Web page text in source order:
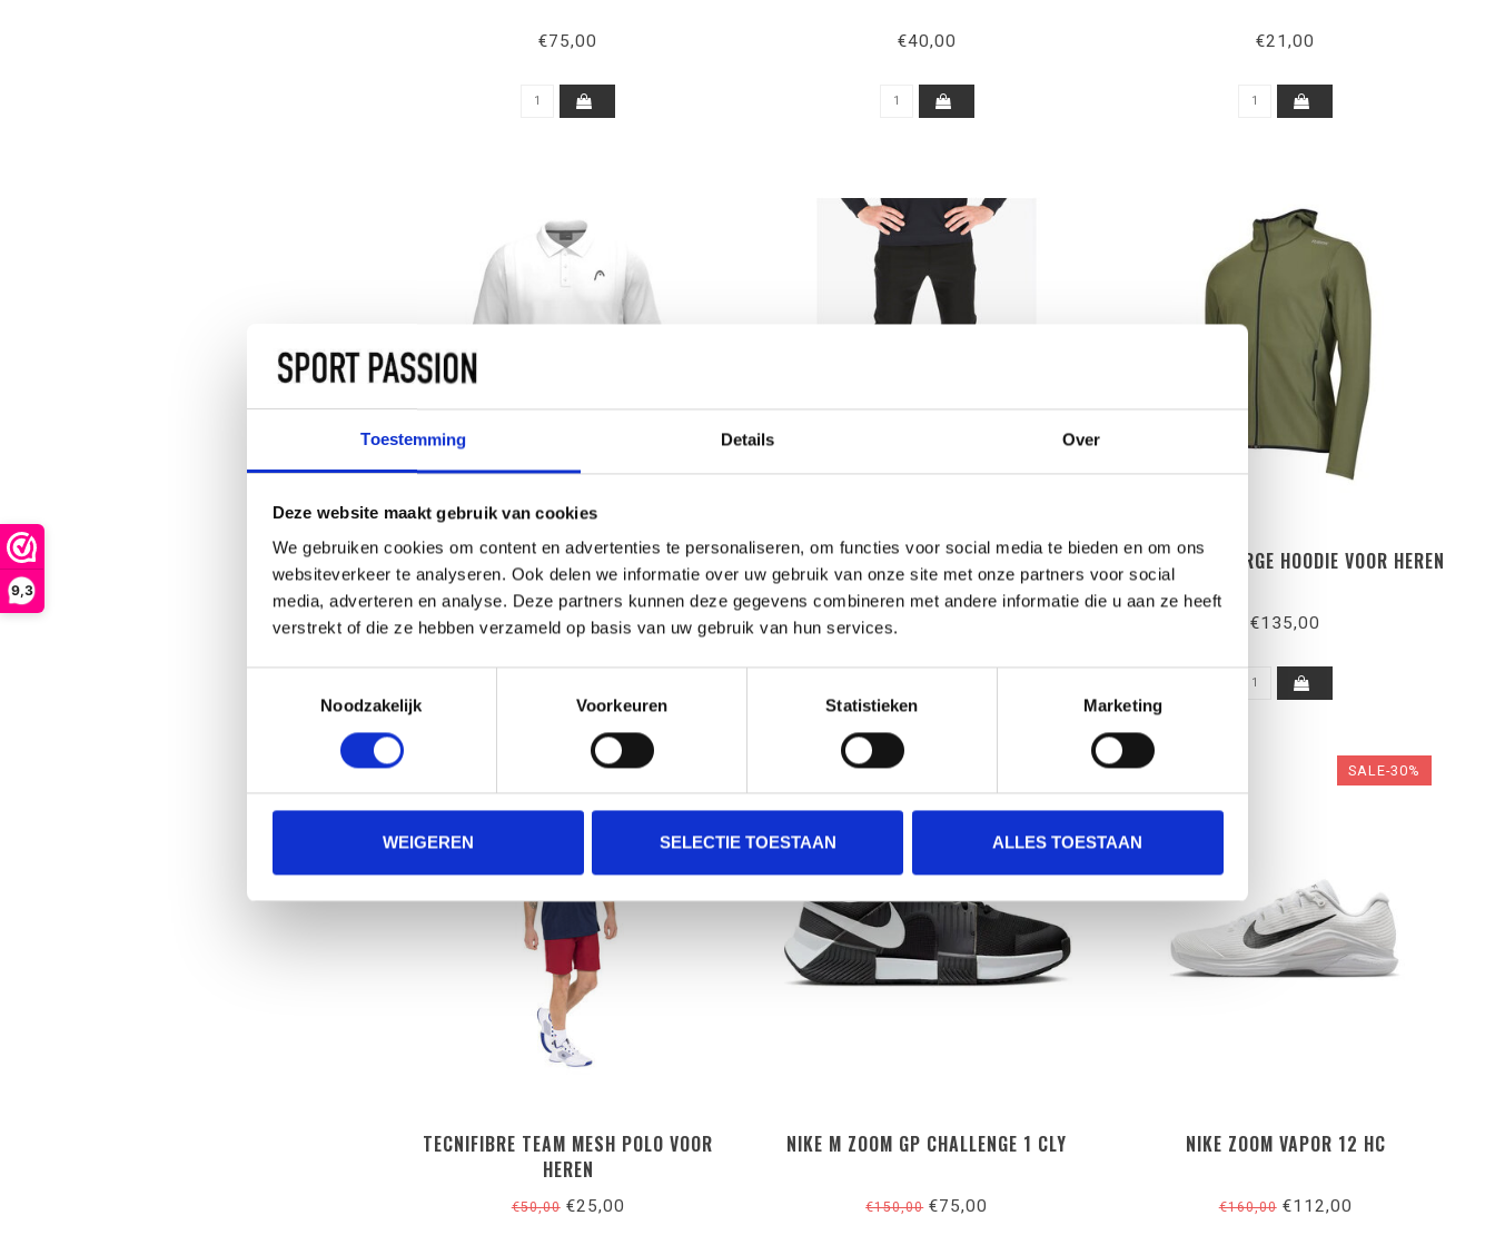
Toestemming Details Over
Deze website maakt gebruik van cookies
We gebruiken cookies om content en advertenties te personaliseren, om functies voor social media te bieden en om ons
websiteverkeer te analyseren. Ook delen we informatie over uw gebruik van onze site met onze partners voor social
media, adverteren en analyse. Deze partners kunnen deze gegevens combineren met andere informatie die u aan ze heeft
verstrekt of die ze hebben verzameld op basis van uw gebruik van hun services.
Noodzakelijk
Voorkeuren Statistieken Marketing
WEIGEREN SELECTIE TOESTAAN ALLES TOESTAAN
9,3
€75,00 €40,00 €21,00
HEAD CLUB HEREN TENNIS POLO
€50,00
FUSION RECHARGE WARME SPORT
BROEK VOOR HEREN
€135,00
FUSION RECHARGE HOODIE VOOR HEREN
€135,00
SALE-50%
TECNIFIBRE TEAM MESH POLO VOOR
HEREN
€50,00€25,00
NIKE M ZOOM GP CHALLENGE 1 CLY
€150,00€75,00
SALE-30%
NIKE ZOOM VAPOR 12 HC
€160,00€112,00